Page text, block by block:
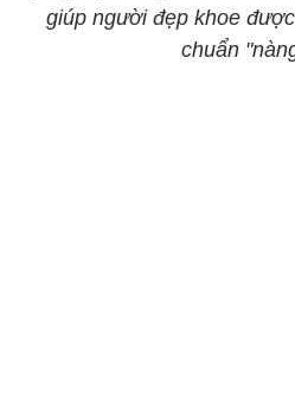
giúp người đẹp khoe
chuẩn